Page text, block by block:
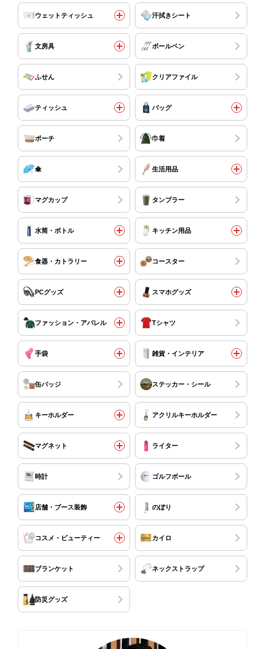
ウェットティッシュ 汗拭きシート
文房具 ボールペン
ふせん クリアファイル
ティッシュ バッグ
ポーチ 巾着
傘 生活用品
マグカップ タンブラー
水筒・ボトル キッチン用品
食器・カトラリー コースター
PCグッズ スマホグッズ
ファッション・アパレル Tシャツ
手袋 雑貨・インテリア
缶バッジ ステッカー・シール
キーホルダー アクリルキーホルダー
マグネット ライター
時計 ゴルフボール
店舗・ブース装飾 のぼり
コスメ・ビューティー カイロ
ブランケット ネックストラップ
防災グッズ